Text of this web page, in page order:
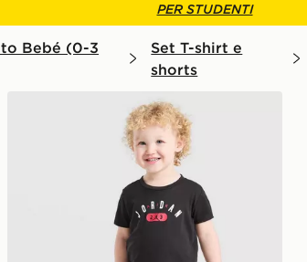
PER STUDENTI
Bebé (0-3
Set T-shirt e
shorts